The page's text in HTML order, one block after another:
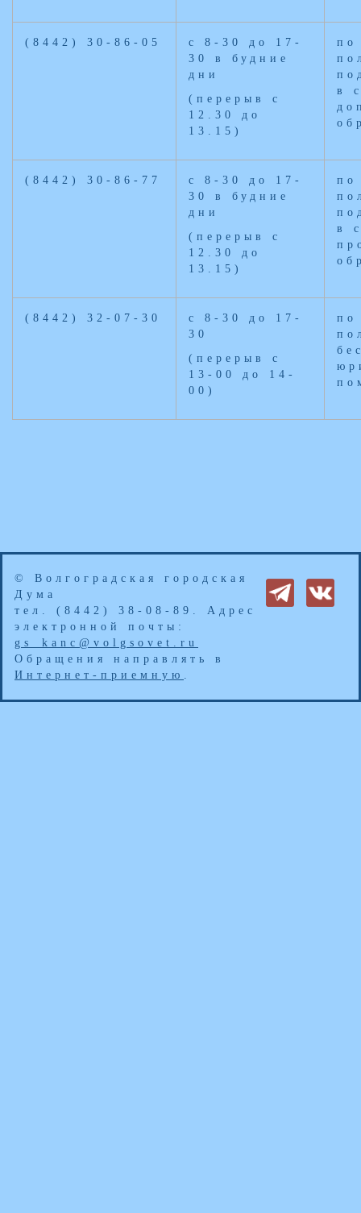
(8442) 30-86-05
с 8-30 до 17-
30 в будние
дни
(перерыв с
12.30 до
13.15)
по
в
(8442) 30-86-77
с 8-30 до 17-
30 в будние
дни
(перерыв с
12.30 до
13.15)
по
в
(8442) 32-07-30
с 8-30 до 17-
30
(перерыв с
13-00 до 14-
00)
по
© Волгоградская городская
Дума
тел. (8442) 38-08-89. Адрес
электронной почты:
gs_kanc@volgsovet.ru
Обращения направлять в
Интернет-приемную